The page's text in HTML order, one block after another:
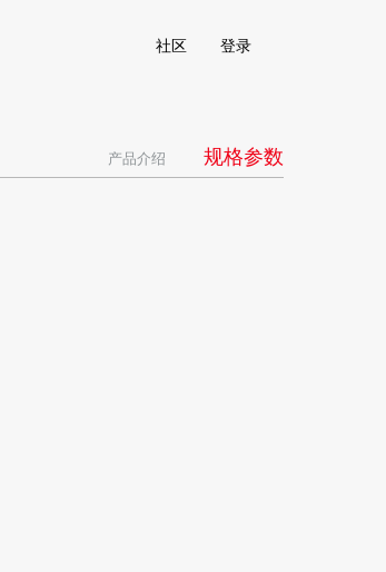
社区 登录
产品介绍 规格参数